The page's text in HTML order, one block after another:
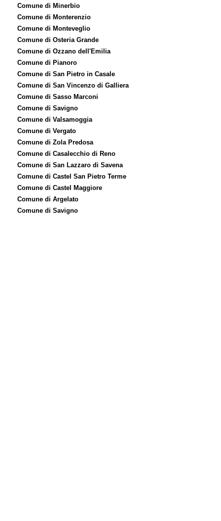
Comune di Minerbio
Comune di Monterenzio
Comune di Monteveglio
Comune di Osteria Grande
Comune di Ozzano dell'Emilia
Comune di Pianoro
Comune di San Pietro in Casale
Comune di San Vincenzo di Galliera
Comune di Sasso Marconi
Comune di Savigno
Comune di Valsamoggia
Comune di Vergato
Comune di Zola Predosa
Comune di Casalecchio di Reno
Comune di San Lazzaro di Savena
Comune di Castel San Pietro Terme
Comune di Castel Maggiore
Comune di Argelato
Comune di Savigno